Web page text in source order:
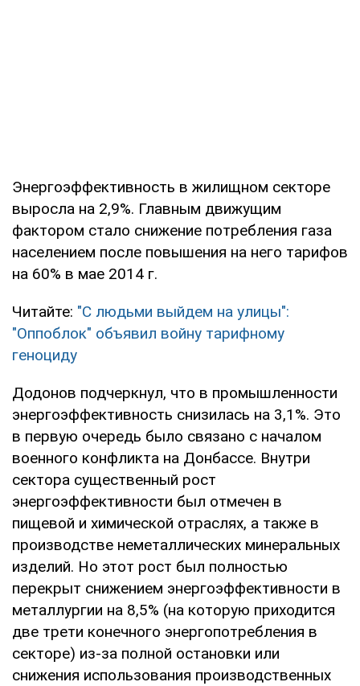
Энергоэффективность в жилищном секторе
выросла на 2,9%. Главным движущим
фактором стало снижение потребления газа
населением после повышения на него тарифов
на 60% в мае 2014 г.
Читайте: "С людьми выйдем на улицы":
"Оппоблок" объявил войну тарифному
геноциду
Додонов подчеркнул, что в промышленности
энергоэффективность снизилась на 3,1%. Это
в первую очередь было связано с началом
военного конфликта на Донбассе. Внутри
сектора существенный рост
энергоэффективности был отмечен в
пищевой и химической отраслях, а также в
производстве неметаллических минеральных
изделий. Но этот рост был полностью
перекрыт снижением энергоэффективности в
металлургии на 8,5% (на которую приходится
две трети конечного энергопотребления в
секторе) из-за полной остановки или
снижения использования производственных